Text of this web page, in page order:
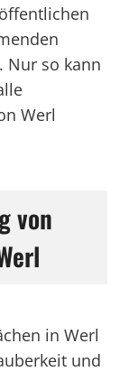
Nur so kann
Werl
von
in Werl
und